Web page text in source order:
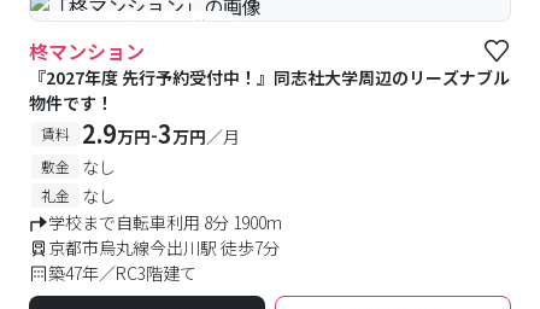
#予約受付中 #空室待ち
柊マンション
『2027年度 先行予約受付中！』同志社大学周辺のリーズナブル
物件です！
賃料 2.9万円-3万円／月
敷金 なし
礼金
なし
学校まで自転車利用 8分 1900m
京都市烏丸線今出川駅 徒歩7分
築47年／RC3階建て